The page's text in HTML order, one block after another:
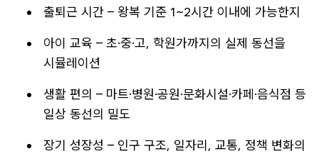
출퇴근 시간 – 왕복 기준 1~2시간 이내에 가능한지
아이 교육 – 초·중·고, 학원가까지의 실제 동선을
시뮬레이션
생활 편의 – 마트·병원·공원·문화시설·카페·음식점 등
일상 동선의 밀도
장기 성장성 – 인구 구조, 일자리, 교통, 정책 변화의